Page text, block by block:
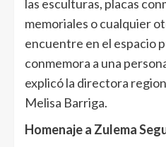
las esculturas, placas
memoriales o cualquier
encuentre en el espacio
conmemora a una
explicó la directora
Melisa Barriga.
Homenaje a Zulema